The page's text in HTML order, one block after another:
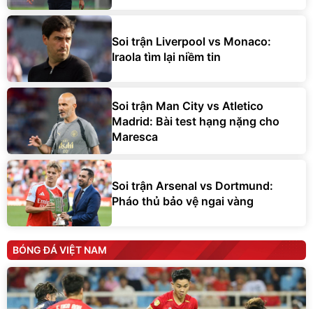
Soi trận Liverpool vs Monaco:
Iraola tìm lại niềm tin
Soi trận Man City vs Atletico
Madrid: Bài test hạng nặng cho
Maresca
Soi trận Arsenal vs Dortmund:
Pháo thủ bảo vệ ngai vàng
BÓNG ĐÁ VIỆT NAM